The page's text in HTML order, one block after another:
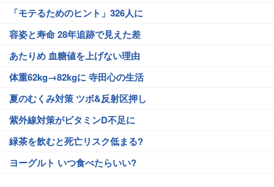
「モテるためのヒント」326人に
容姿と寿命 28年追跡で見えた差
あたりめ 血糖値を上げない理由
体重62kg→82kgに 寺田心の生活
夏のむくみ対策 ツボ&反射区押し
紫外線対策がビタミンD不足に
緑茶を飲むと死亡リスク低まる?
ヨーグルト いつ食べたらいい?